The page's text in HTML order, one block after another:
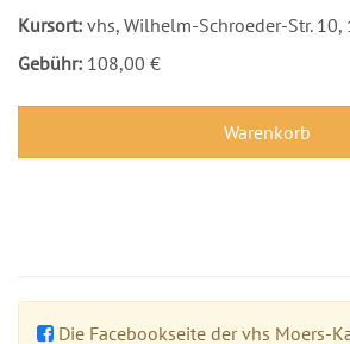
Kursort: vhs, Wilhelm-Schroeder-Str. 10,
Gebühr: 108,00 €
Warenkorb
Die Facebookseite der vhs Moers-